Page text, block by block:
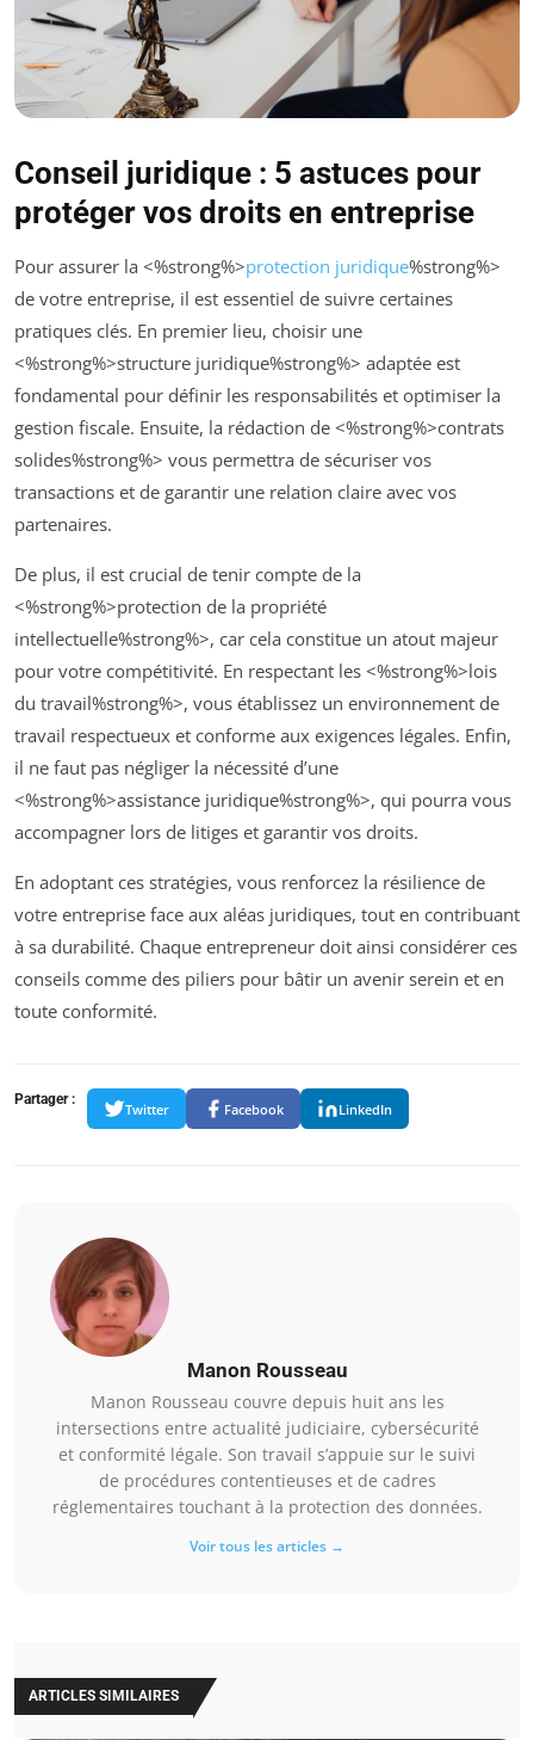
Conseil juridique : 5 astuces pour
protéger vos droits en entreprise
Pour assurer la <%strong%>protection juridique%strong%>
de votre entreprise, il est essentiel de suivre certaines
pratiques clés. En premier lieu, choisir une
<%strong%>structure juridique%strong%> adaptée est
fondamental pour définir les responsabilités et optimiser la
gestion fiscale. Ensuite, la rédaction de <%strong%>contrats
solides%strong%> vous permettra de sécuriser vos
transactions et de garantir une relation claire avec vos
partenaires.
De plus, il est crucial de tenir compte de la
<%strong%>protection de la propriété
intellectuelle%strong%>, car cela constitue un atout majeur
pour votre compétitivité. En respectant les <%strong%>lois
du travail%strong%>, vous établissez un environnement de
travail respectueux et conforme aux exigences légales. Enfin,
il ne faut pas négliger la nécessité d’une
<%strong%>assistance juridique%strong%>, qui pourra vous
accompagner lors de litiges et garantir vos droits.
En adoptant ces stratégies, vous renforcez la résilience de
votre entreprise face aux aléas juridiques, tout en contribuant
à sa durabilité. Chaque entrepreneur doit ainsi considérer ces
conseils comme des piliers pour bâtir un avenir serein et en
toute conformité.
Partager :
Twitter Facebook LinkedIn
Manon Rousseau
Manon Rousseau couvre depuis huit ans les
intersections entre actualité judiciaire, cybersécurité
et conformité légale. Son travail s’appuie sur le suivi
de procédures contentieuses et de cadres
réglementaires touchant à la protection des données.
Voir tous les articles →
ARTICLES SIMILAIRES